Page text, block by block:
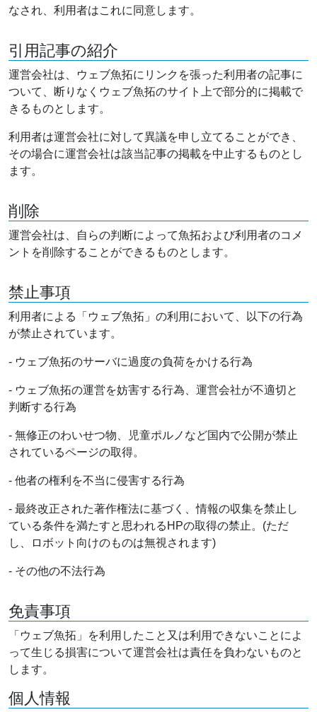
なされ、利用者はこれに同意します。
引用記事の紹介
運営会社は、ウェブ魚拓にリンクを張った利用者の記事に
ついて、断りなくウェブ魚拓のサイト上で部分的に掲載で
きるものとします。
利用者は運営会社に対して異議を申し立てることができ、
その場合に運営会社は該当記事の掲載を中止するものとし
ます。
削除
運営会社は、自らの判断によって魚拓および利用者のコメ
ントを削除することができるものとします。
禁止事項
利用者による「ウェブ魚拓」の利用において、以下の行為
が禁止されています。
- ウェブ魚拓のサーバに過度の負荷をかける行為
- ウェブ魚拓の運営を妨害する行為、運営会社が不適切と
判断する行為
- 無修正のわいせつ物、児童ポルノなど国内で公開が禁止
されているページの取得。
- 他者の権利を不当に侵害する行為
- 最終改正された著作権法に基づく、情報の収集を禁止し
ている条件を満たすと思われるHPの取得の禁止。(ただ
し、ロボット向けのものは無視されます)
- その他の不法行為
免責事項
「ウェブ魚拓」を利用したこと又は利用できないことによ
って生じる損害について運営会社は責任を負わないものと
します。
個人情報